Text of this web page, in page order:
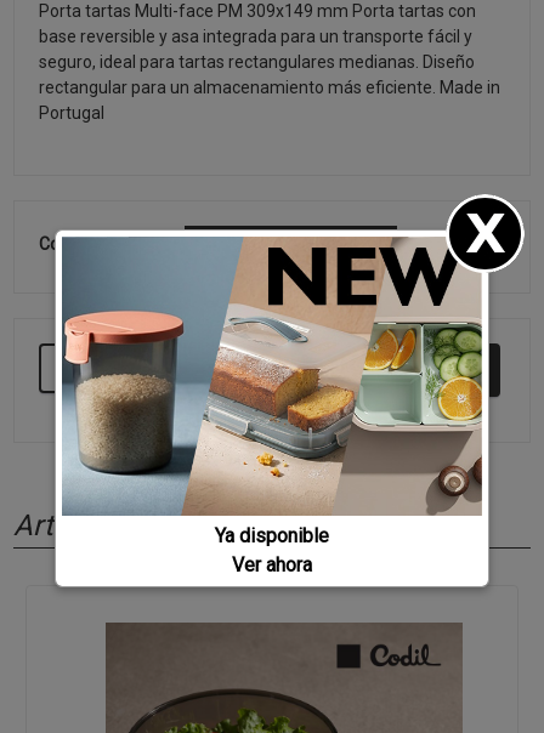
Porta tartas Multi-face PM 309x149 mm Porta tartas con
base reversible y asa integrada para un transporte fácil y
seguro, ideal para tartas rectangulares medianas. Diseño
rectangular para un almacenamiento más eficiente. Made in
Portugal
Colección: ÚLTIMOS LANZAMIENTOS
SEGUIR COMPRANDO
Artículos relacionados
Ya disponible
Ver ahora